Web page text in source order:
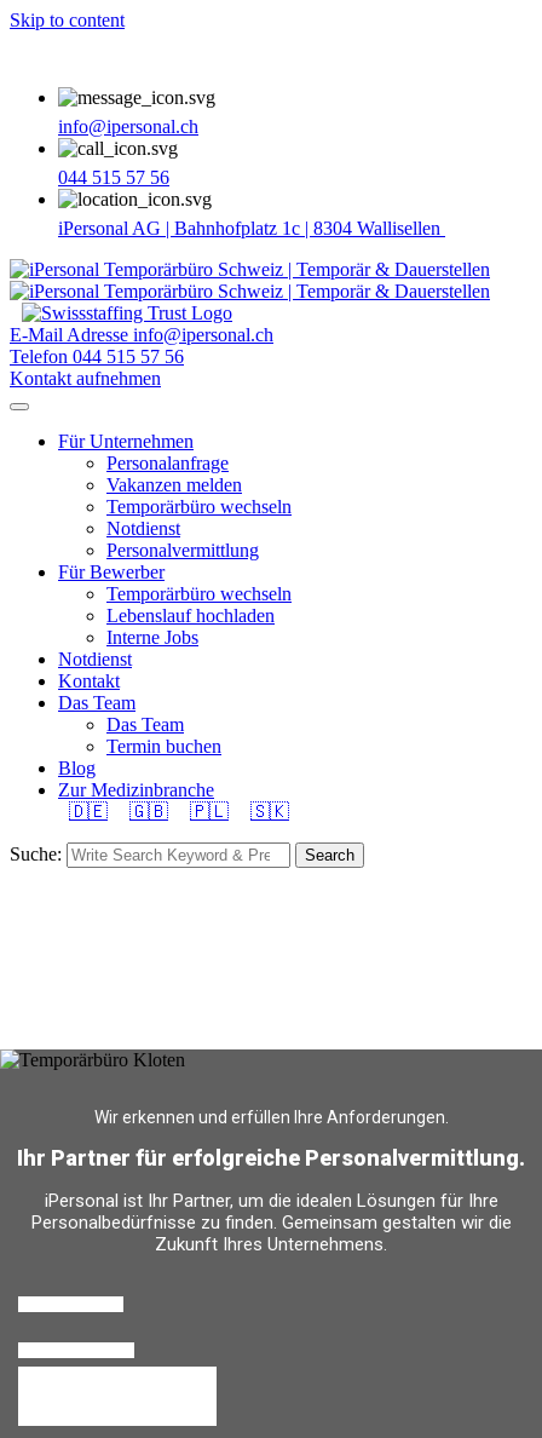
Skip to content
info@ipersonal.ch
044 515 57 56
iPersonal AG | Bahnhofplatz 1c | 8304 Wallisellen
E-Mail Adresse info@ipersonal.ch
Telefon 044 515 57 56
Kontakt aufnehmen
Für Unternehmen
Personalanfrage
Vakanzen melden
Temporärbüro wechseln
Notdienst
Personalvermittlung
Für Bewerber
Temporärbüro wechseln
Lebenslauf hochladen
Interne Jobs
Notdienst
Kontakt
Das Team
Das Team
Termin buchen
Blog
Zur Medizinbranche
🇩🇪
🇬🇧 🇵🇱 🇸🇰
Suche: Search
Wir erkennen und erfüllen Ihre Anforderungen.
Ihr Partner für erfolgreiche Personalvermittlung.
iPersonal ist Ihr Partner, um die idealen Lösungen für Ihre
Personalbedürfnisse zu finden. Gemeinsam gestalten wir die
Zukunft Ihres Unternehmens.